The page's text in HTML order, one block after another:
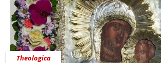
Theologica